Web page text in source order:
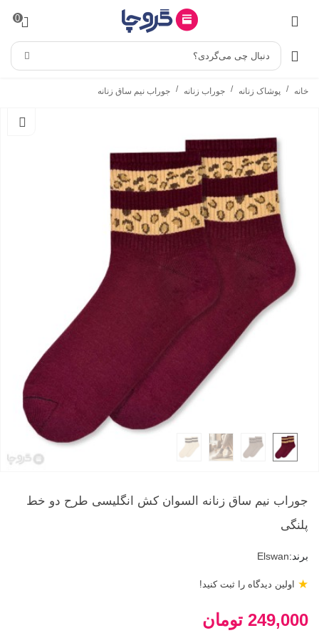
0
دنبال چی می‌گردی؟
خانه / پوشاک زنانه / جوراب زنانه / جوراب نیم ساق زنانه
جوراب نیم ساق زنانه السوان کش انگلیسی طرح دو خط
پلنگی
برند:Elswan
اولین دیدگاه را ثبت کنید! ★
249,000 تومان